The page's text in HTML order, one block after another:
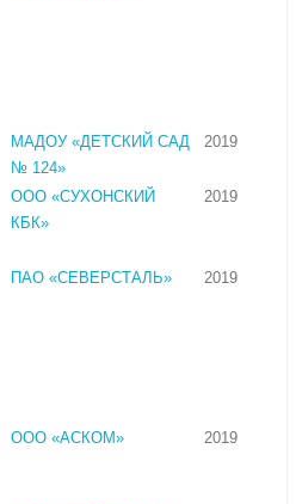
МАДОУ «ДЕТСКИЙ САД
№ 124»
2019
ООО «СУХОНСКИЙ
КБК»
2019
ПАО «СЕВЕРСТАЛЬ» 2019
ООО «АСКОМ» 2019